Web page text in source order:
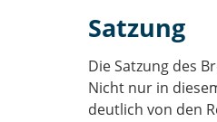
Satzung
Die Satzung des
Nicht nur in
deutlich von den